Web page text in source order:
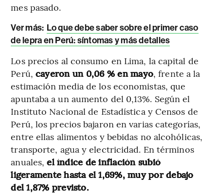
mes pasado.
Ver más: Lo que debe saber sobre el primer caso
de lepra en Perú: síntomas y más detalles
Los precios al consumo en Lima, la capital de
Perú, cayeron un 0,06 % en mayo, frente a la
estimación media de los economistas, que
apuntaba a un aumento del 0,13%. Según el
Instituto Nacional de Estadística y Censos de
Perú, los precios bajaron en varias categorías,
entre ellas alimentos y bebidas no alcohólicas,
transporte, agua y electricidad. En términos
anuales,el índice de inflación subió
ligeramente hasta el 1,69%, muy por debajo
del 1,87% previsto.